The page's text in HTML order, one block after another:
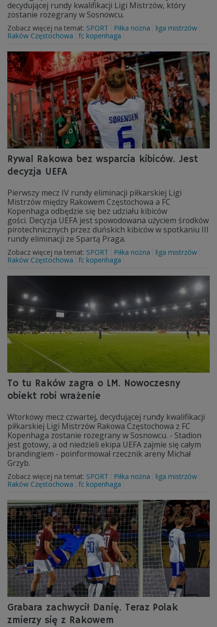
decydującej rundy kwalifikacji Ligi Mistrzów, który
zostanie rozegrany w Sosnowcu.
Zobacz więcej na temat: SPORT Piłka nożna
liga mistrzów
Raków Częstochowa
fc kopenhaga
Rywal Rakowa bez wsparcia kibiców. Jest
decyzja UEFA
Pierwszy mecz IV rundy eliminacji piłkarskiej Ligi
Mistrzów między Rakowem Częstochowa a FC
Kopenhaga odbędzie się bez udziału kibiców
gości. Decyzja UEFA jest spowodowana użyciem środków
pirotechnicznych przez duńskich kibiców w spotkaniu III
rundy eliminacji ze Spartą Praga.
Zobacz więcej na temat: SPORT Piłka nożna
liga mistrzów
Raków Częstochowa
fc kopenhaga
To tu Raków zagra o LM. Nowoczesny
obiekt robi wrażenie
Wtorkowy mecz czwartej, decydującej rundy kwalifikacji
piłkarskiej Ligi Mistrzów Rakowa Częstochowa z FC
Kopenhaga zostanie rozegrany w Sosnowcu. - Stadion
jest gotowy, a od niedzieli ekipa UEFA zajmie się całym
brandingiem - poinformował rzecznik areny Michał
Grzyb.
Zobacz więcej na temat: SPORT Piłka nożna
liga mistrzów
Raków Częstochowa
fc kopenhaga
Grabara zachwycił Danię. Teraz Polak
zmierzy się z Rakowem